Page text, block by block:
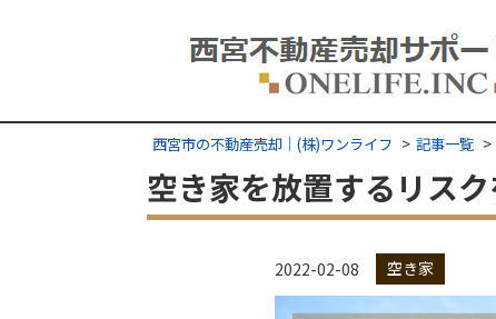
西宮市の不動産売却｜(株)ワンライフ 記事一覧
空き家を放置するリス
2022-02-08 空き家